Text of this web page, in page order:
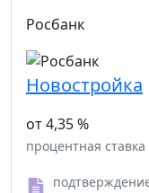
Росбанк
Новостройка
от 4,35 %
процентная ставка